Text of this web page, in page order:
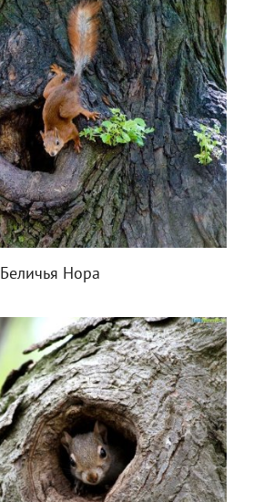
Беличья Нора